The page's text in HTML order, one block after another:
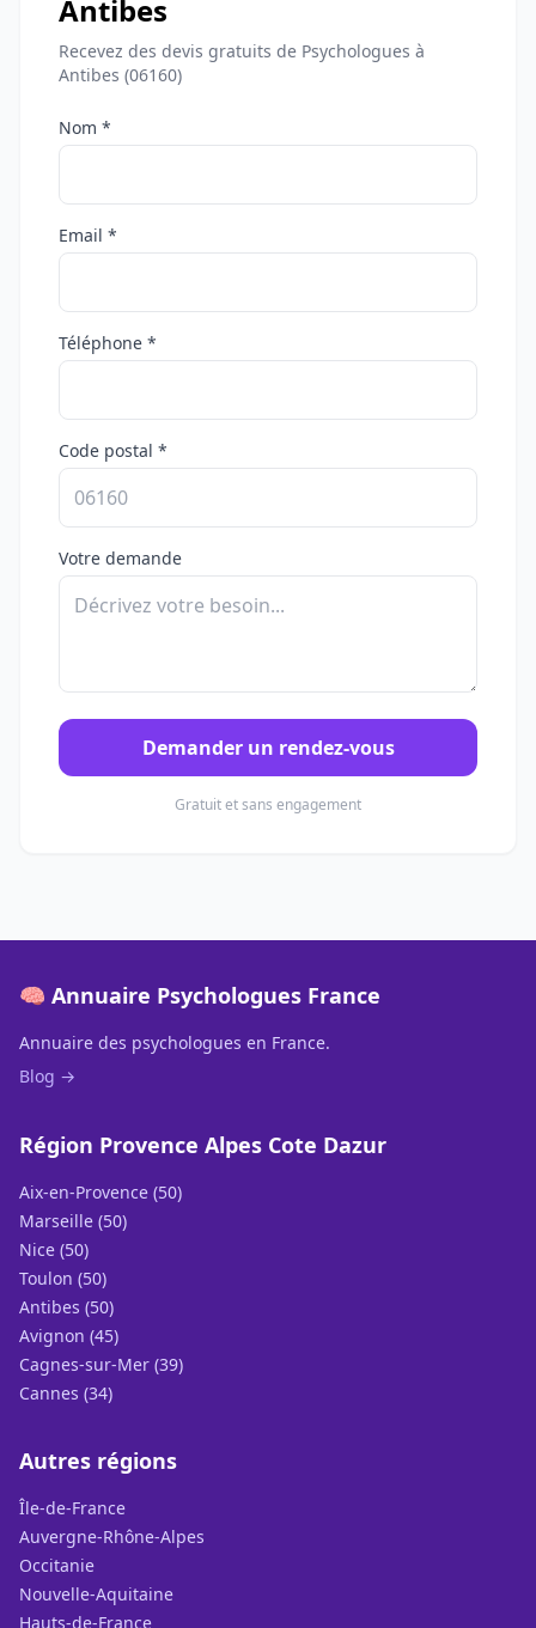
Antibes
Recevez des devis gratuits de Psychologues à
Antibes (06160)
Nom *
Email *
Téléphone *
Code postal *
Votre demande
Demander un rendez-vous
Gratuit et sans engagement
🧠 Annuaire Psychologues France
Annuaire des psychologues en France.
Blog →
Région Provence Alpes Cote Dazur
Aix-en-Provence (50)
Marseille (50)
Nice (50)
Toulon (50)
Antibes (50)
Avignon (45)
Cagnes-sur-Mer (39)
Cannes (34)
Autres régions
Île-de-France
Auvergne-Rhône-Alpes
Occitanie
Nouvelle-Aquitaine
Hauts-de-France